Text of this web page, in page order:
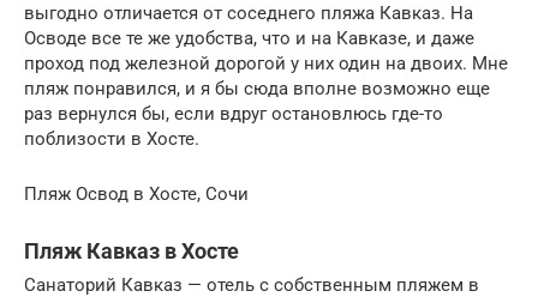
выгодно отличается от соседнего пляжа Кавказ. На
Осводе все те же удобства, что и на Кавказе, и даже
проход под железной дорогой у них один на двоих. Мне
пляж понравился, и я бы сюда вполне возможно еще
раз вернулся бы, если вдруг остановлюсь где-то
поблизости в Хосте.
Пляж Освод в Хосте, Сочи
Пляж Кавказ в Хосте
Санаторий Кавказ — отель с собственным пляжем в